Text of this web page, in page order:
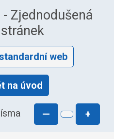
- Zjednodušená
web
na úvod
— +